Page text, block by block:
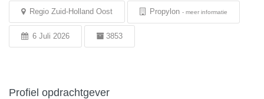
Regio Zuid-Holland Oost Propylon - meer informatie
6 Juli 2026 3853
Profiel opdrachtgever